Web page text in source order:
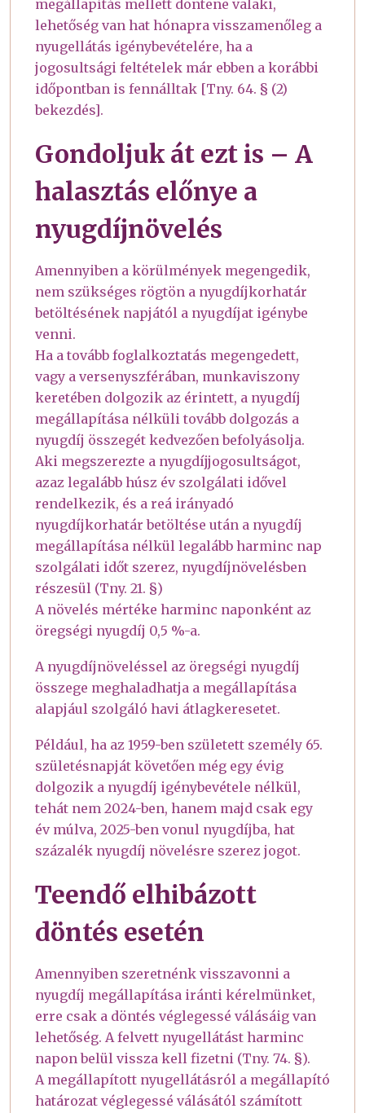
megállapítás mellett döntene valaki,
lehetőség van hat hónapra visszamenőleg a
nyugellátás igénybevételére, ha a
jogosultsági feltételek már ebben a korábbi
időpontban is fennálltak [Tny. 64. § (2)
bekezdés].
Gondoljuk át ezt is – A
halasztás előnye a
nyugdíjnövelés
Amennyiben a körülmények megengedik,
nem szükséges rögtön a nyugdíjkorhatár
betöltésének napjától a nyugdíjat igénybe
venni.
Ha a tovább foglalkoztatás megengedett,
vagy a versenyszférában, munkaviszony
keretében dolgozik az érintett, a nyugdíj
megállapítása nélküli tovább dolgozás a
nyugdíj összegét kedvezően befolyásolja.
Aki megszerezte a nyugdíjjogosultságot,
azaz legalább húsz év szolgálati idővel
rendelkezik, és a reá irányadó
nyugdíjkorhatár betöltése után a nyugdíj
megállapítása nélkül legalább harminc nap
szolgálati időt szerez, nyugdíjnövelésben
részesül (Tny. 21. §)
A növelés mértéke harminc naponként az
öregségi nyugdíj 0,5 %-a.
A nyugdíjnöveléssel az öregségi nyugdíj
összege meghaladhatja a megállapítása
alapjául szolgáló havi átlagkeresetet.
Például, ha az 1959-ben született személy 65.
születésnapját követően még egy évig
dolgozik a nyugdíj igénybevétele nélkül,
tehát nem 2024-ben, hanem majd csak egy
év múlva, 2025-ben vonul nyugdíjba, hat
százalék nyugdíj növelésre szerez jogot.
Teendő elhibázott
döntés esetén
Amennyiben szeretnénk visszavonni a
nyugdíj megállapítása iránti kérelmünket,
erre csak a döntés véglegessé válásáig van
lehetőség. A felvett nyugellátást harminc
napon belül vissza kell fizetni (Tny. 74. §).
A megállapított nyugellátásról a megállapító
határozat véglegessé válásától számított